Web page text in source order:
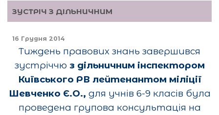
ЗУСТРІЧ З ДІЛЬНИЧНИМ
16 Грудня 2014
Тиждень правових знань завершився
зустріччю з дільничним інспектором
Київського РВ лейтенантом міліції
Шевченко Є.О., для учнів 6-9 класів була
проведена групова консультація на